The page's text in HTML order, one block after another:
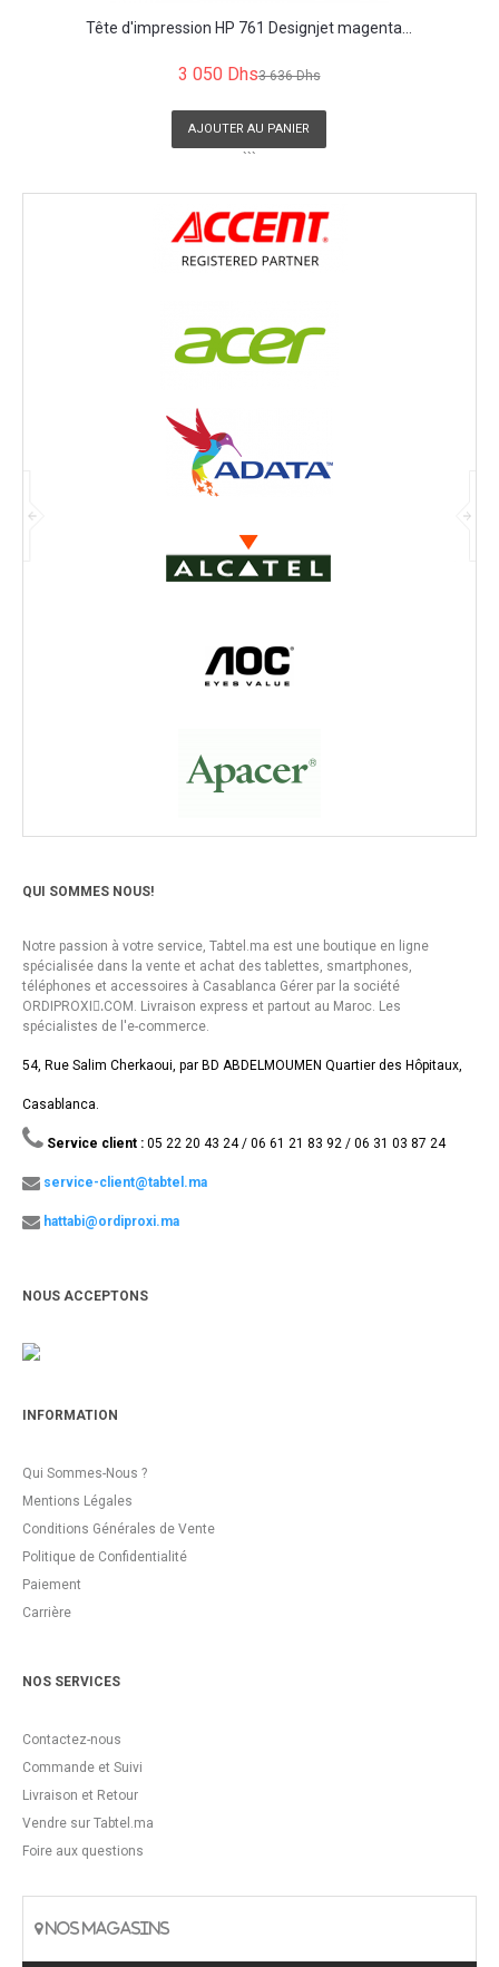
Tête d'impression HP 761 Designjet magenta...
3 050 Dhs3 636 Dhs
AJOUTER AU PANIER
```
QUI SOMMES NOUS!
Notre passion à votre service, Tabtel.ma est une boutique en ligne
spécialisée dans la vente et achat des tablettes, smartphones,
téléphones et accessoires à Casablanca Gérer par la société
ORDIPROXI.ِCOM. Livraison express et partout au Maroc. Les
spécialistes de l'e-commerce.
54, Rue Salim Cherkaoui, par BD ABDELMOUMEN Quartier des Hôpitaux,
Casablanca.
Service client : 05 22 20 43 24 / 06 61 21 83 92 / 06 31 03 87 24
service-client@tabtel.ma
hattabi@ordiproxi.ma
NOUS ACCEPTONS
INFORMATION
Qui Sommes-Nous ?
Mentions Légales
Conditions Générales de Vente
Politique de Confidentialité
Paiement
Carrière
NOS SERVICES
Contactez-nous
Commande et Suivi
Livraison et Retour
Vendre sur Tabtel.ma
Foire aux questions
NOS MAGASINS